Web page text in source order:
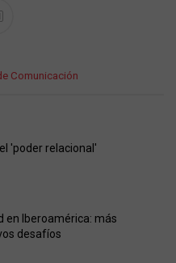
Comunicación
'poder relacional'
en Iberoamérica: más
desafíos